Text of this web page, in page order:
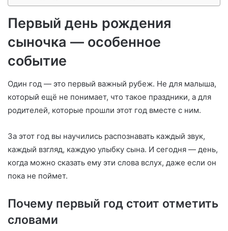
Первый день рождения
сыночка — особенное
событие
Один год — это первый важный рубеж. Не для малыша,
который ещё не понимает, что такое праздники, а для
родителей, которые прошли этот год вместе с ним.
За этот год вы научились распознавать каждый звук,
каждый взгляд, каждую улыбку сына. И сегодня — день,
когда можно сказать ему эти слова вслух, даже если он
пока не поймет.
Почему первый год стоит отметить
словами